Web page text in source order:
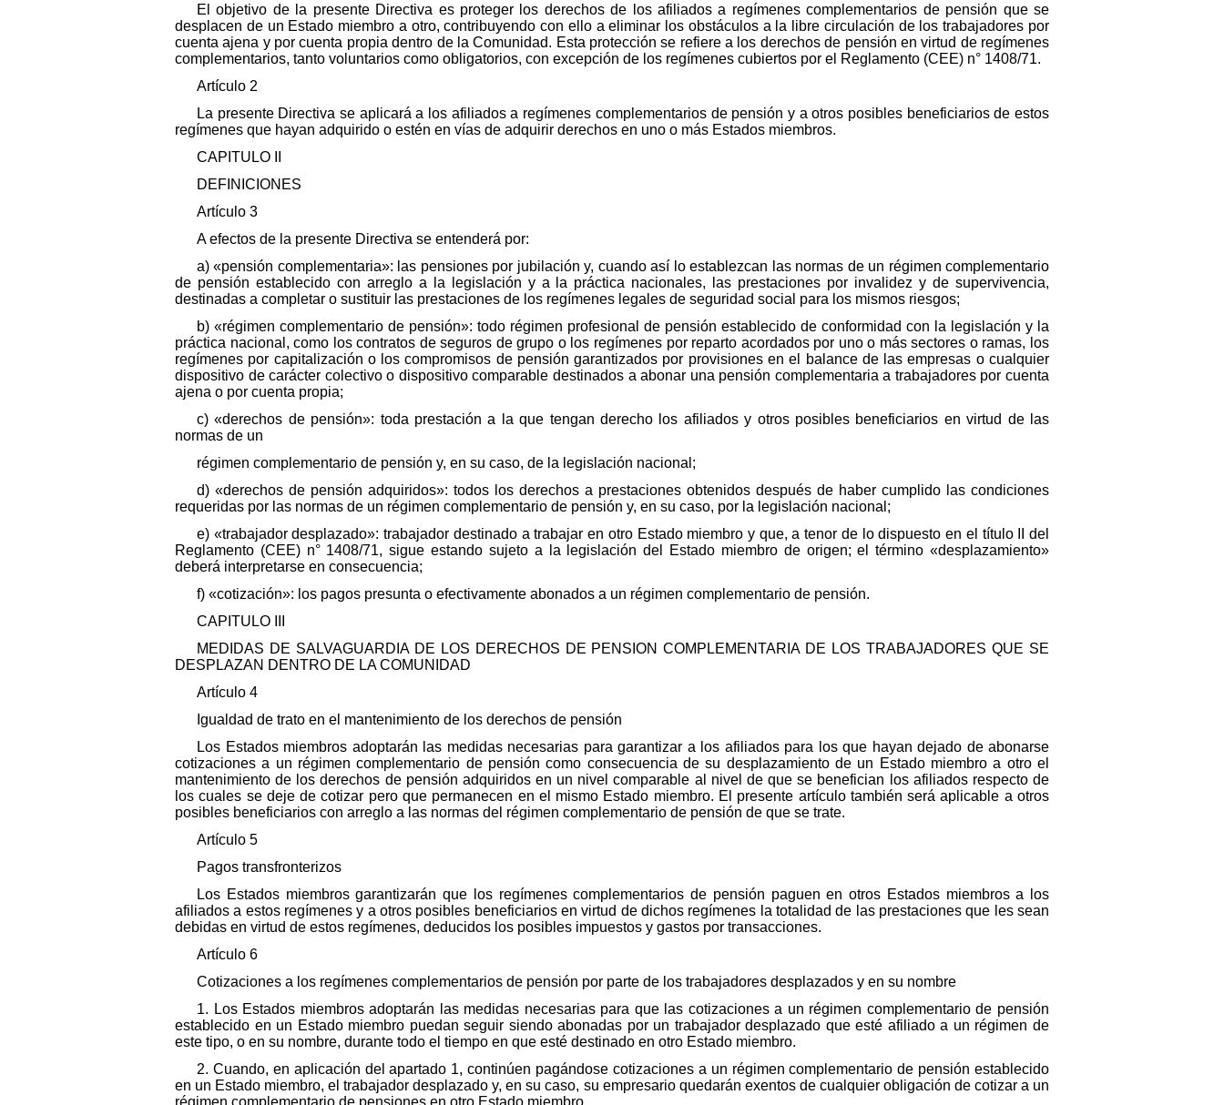
El objetivo de la presente Directiva es proteger los derechos de los afiliados a regímenes complementarios de pensión que se
desplacen de un Estado miembro a otro, contribuyendo con ello a eliminar los obstáculos a la libre circulación de los trabajadores por
cuenta ajena y por cuenta propia dentro de la Comunidad. Esta protección se refiere a los derechos de pensión en virtud de regímenes
complementarios, tanto voluntarios como obligatorios, con excepción de los regímenes cubiertos por el Reglamento (CEE) n° 1408/71.
Artículo 2
La presente Directiva se aplicará a los afiliados a regímenes complementarios de pensión y a otros posibles beneficiarios de estos
regímenes que hayan adquirido o estén en vías de adquirir derechos en uno o más Estados miembros.
CAPITULO II
DEFINICIONES
Artículo 3
A efectos de la presente Directiva se entenderá por:
a) «pensión complementaria»: las pensiones por jubilación y, cuando así lo establezcan las normas de un régimen complementario
de pensión establecido con arreglo a la legislación y a la práctica nacionales, las prestaciones por invalidez y de supervivencia,
destinadas a completar o sustituir las prestaciones de los regímenes legales de seguridad social para los mismos riesgos;
b) «régimen complementario de pensión»: todo régimen profesional de pensión establecido de conformidad con la legislación y la
práctica nacional, como los contratos de seguros de grupo o los regímenes por reparto acordados por uno o más sectores o ramas, los
regímenes por capitalización o los compromisos de pensión garantizados por provisiones en el balance de las empresas o cualquier
dispositivo de carácter colectivo o dispositivo comparable destinados a abonar una pensión complementaria a trabajadores por cuenta
ajena o por cuenta propia;
c) «derechos de pensión»: toda prestación a la que tengan derecho los afiliados y otros posibles beneficiarios en virtud de las
normas de un
régimen complementario de pensión y, en su caso, de la legislación nacional;
d) «derechos de pensión adquiridos»: todos los derechos a prestaciones obtenidos después de haber cumplido las condiciones
requeridas por las normas de un régimen complementario de pensión y, en su caso, por la legislación nacional;
e) «trabajador desplazado»: trabajador destinado a trabajar en otro Estado miembro y que, a tenor de lo dispuesto en el título II del
Reglamento (CEE) n° 1408/71, sigue estando sujeto a la legislación del Estado miembro de origen; el término «desplazamiento»
deberá interpretarse en consecuencia;
f) «cotización»: los pagos presunta o efectivamente abonados a un régimen complementario de pensión.
CAPITULO III
MEDIDAS DE SALVAGUARDIA DE LOS DERECHOS DE PENSION COMPLEMENTARIA DE LOS TRABAJADORES QUE SE
DESPLAZAN DENTRO DE LA COMUNIDAD
Artículo 4
Igualdad de trato en el mantenimiento de los derechos de pensión
Los Estados miembros adoptarán las medidas necesarias para garantizar a los afiliados para los que hayan dejado de abonarse
cotizaciones a un régimen complementario de pensión como consecuencia de su desplazamiento de un Estado miembro a otro el
mantenimiento de los derechos de pensión adquiridos en un nivel comparable al nivel de que se benefician los afiliados respecto de
los cuales se deje de cotizar pero que permanecen en el mismo Estado miembro. El presente artículo también será aplicable a otros
posibles beneficiarios con arreglo a las normas del régimen complementario de pensión de que se trate.
Artículo 5
Pagos transfronterizos
Los Estados miembros garantizarán que los regímenes complementarios de pensión paguen en otros Estados miembros a los
afiliados a estos regímenes y a otros posibles beneficiarios en virtud de dichos regímenes la totalidad de las prestaciones que les sean
debidas en virtud de estos regímenes, deducidos los posibles impuestos y gastos por transacciones.
Artículo 6
Cotizaciones a los regímenes complementarios de pensión por parte de los trabajadores desplazados y en su nombre
1. Los Estados miembros adoptarán las medidas necesarias para que las cotizaciones a un régimen complementario de pensión
establecido en un Estado miembro puedan seguir siendo abonadas por un trabajador desplazado que esté afiliado a un régimen de
este tipo, o en su nombre, durante todo el tiempo en que esté destinado en otro Estado miembro.
2. Cuando, en aplicación del apartado 1, continúen pagándose cotizaciones a un régimen complementario de pensión establecido
en un Estado miembro, el trabajador desplazado y, en su caso, su empresario quedarán exentos de cualquier obligación de cotizar a un
régimen complementario de pensiones en otro Estado miembro.